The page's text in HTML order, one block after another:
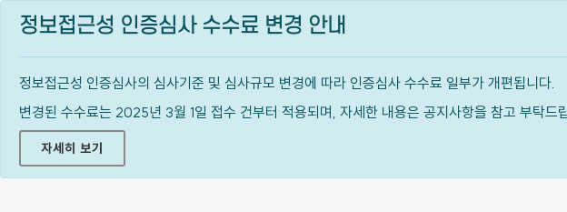
정보접근성 인증심사 수수료 변경 안내
정보접근성 인증심사의 심사기준 및 심사규모 변경에 따라 인증심사 수수료 일부가 개편됩니다.
변경된 수수료는 2025년 3월 1일 접수 건부터 적용되며, 자세한 내용은 공지사항을 참고 부탁드
자세히 보기